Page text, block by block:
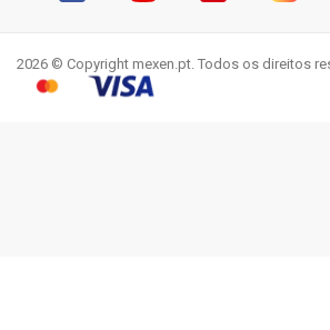
2026 © Copyright mexen.pt. Todos os direitos